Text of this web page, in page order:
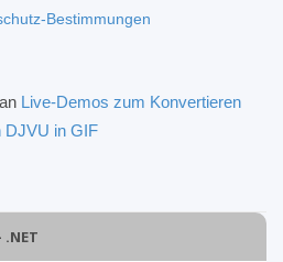
Bestimmungen
Live-Demos zum Konvertieren
DJVU in GIF